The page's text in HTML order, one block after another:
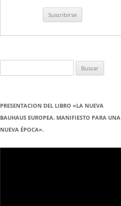
PRESENTACION DEL LIBRO «LA NUEVA
BAUHAUS EUROPEA. MANIFIESTO PARA UNA
NUEVA ÉPOCA».